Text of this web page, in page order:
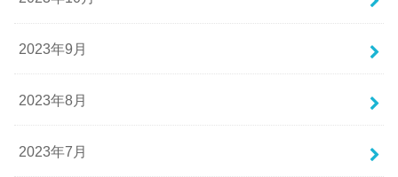
2023年9月
2023年8月
2023年7月